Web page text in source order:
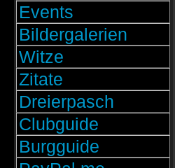
Events
Bildergalerien
Witze
Zitate
Dreierpasch
Clubguide
Burgguide